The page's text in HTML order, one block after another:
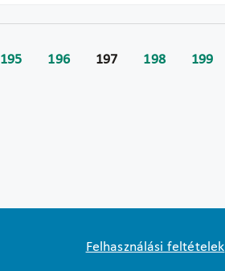
195 196 197 198 199
Felhasználási feltételek